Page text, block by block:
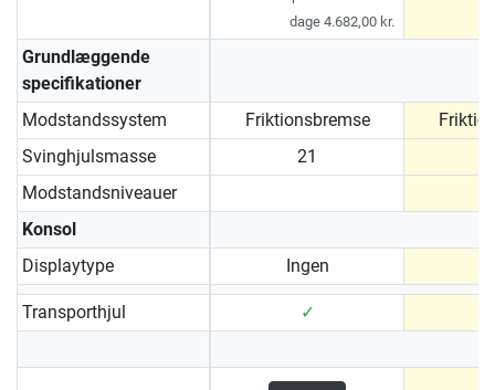
dage 4.682,00 kr.
Grundlæggende
specifikationer
Modstandssystem
Friktionsbremse
Svinghjulsmasse
21
Modstandsniveauer
Konsol
Displaytype
Ingen
Transporthjul ✓